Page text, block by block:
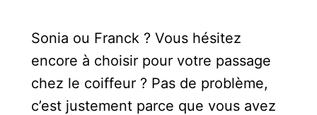
Sonia ou Franck ? Vous hésitez
encore à choisir pour votre passage
chez le coiffeur ? Pas de problème,
c’est justement parce que vous avez